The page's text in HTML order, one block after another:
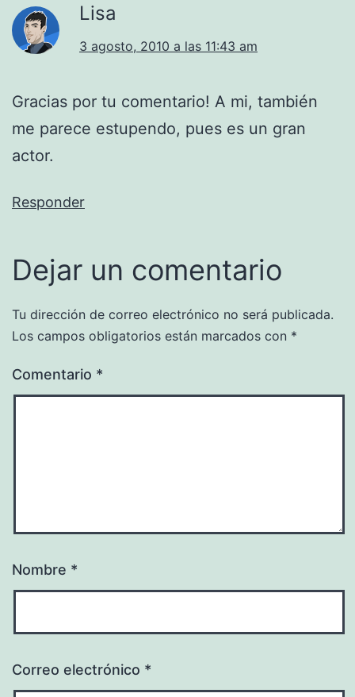
Lisa
3 agosto, 2010 a las 11:43 am
Gracias por tu comentario! A mi, también
me parece estupendo, pues es un gran
actor.
Responder
Dejar un comentario
Tu dirección de correo electrónico no será publicada.
Los campos obligatorios están marcados con *
Comentario *
Nombre *
Correo electrónico *